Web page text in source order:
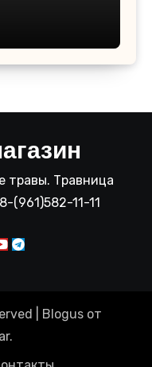
травы. Травница
(961)582-11-11
Blogusот
.